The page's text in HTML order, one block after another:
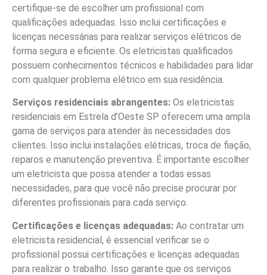
certifique-se de escolher um profissional com
qualificações adequadas. Isso inclui certificações e
licenças necessárias para realizar serviços elétricos de
forma segura e eficiente. Os eletricistas qualificados
possuem conhecimentos técnicos e habilidades para lidar
com qualquer problema elétrico em sua residência.
Serviços residenciais abrangentes: Os eletricistas
residenciais em Estrela d’Oeste SP oferecem uma ampla
gama de serviços para atender às necessidades dos
clientes. Isso inclui instalações elétricas, troca de fiação,
reparos e manutenção preventiva. É importante escolher
um eletricista que possa atender a todas essas
necessidades, para que você não precise procurar por
diferentes profissionais para cada serviço.
Certificações e licenças adequadas: Ao contratar um
eletricista residencial, é essencial verificar se o
profissional possui certificações e licenças adequadas
para realizar o trabalho. Isso garante que os serviços